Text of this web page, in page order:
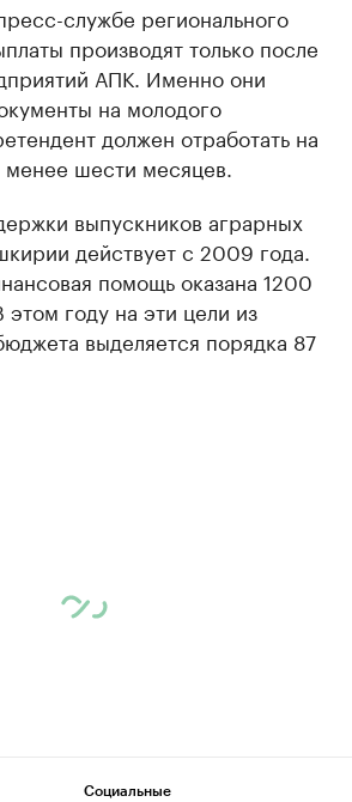
службе регионального
производят только после
АПК. Именно они
на молодого
должен отработать на
шести месяцев.
выпускников аграрных
действует с 2009 года.
помощь оказана 1200
году на эти цели из
выделяется порядка 87
Социальные